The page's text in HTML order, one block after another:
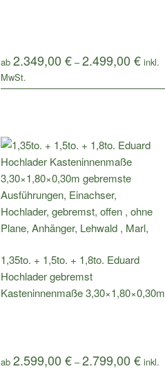
ab 2.349,00 €– 2.499,00 €
1,35to. + 1,5to. + 1,8to. Eduard
Hochlader gebremst
Kasteninnenmaße 3,30×1,80×0,30m
ab 2.599,00 €– 2.799,00 €